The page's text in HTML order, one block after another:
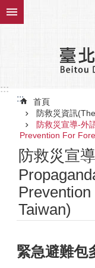
跳到主要內容區塊
:::
:::
首頁
防救災資訊
防救災宣導-外
Prevention For
防救災宣
Taiwan)
緊急避難包